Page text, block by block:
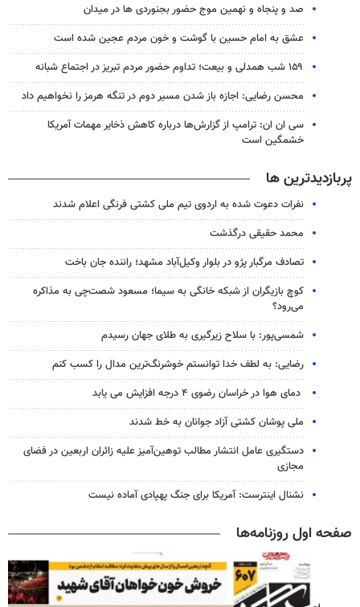
صد و پنجاه و نهمین موج حضور بجنوردی ها در میدان
عشق به امام حسین با گوشت و خون مردم عجین شده است
۱۵۹ شب همدلی و بیعت؛ تداوم حضور مردم تبریز در اجتماع شبانه
محسن رضایی: اجازه باز شدن مسیر دوم در تنگه هرمز را نخواهیم داد
سی ان ان: ترامپ از گزارش‌ها درباره کاهش ذخایر مهمات آمریکا
خشمگین است
پربازدیدترین ها
نفرات دعوت شده به اردوی تیم ملی کشتی فرنگی اعلام شدند
محمد حقیقی درگذشت
تصادف مرگبار پژو در بلوار وکیل‌آباد مشهد؛ راننده جان باخت
کوچ بازیگران از شبکه خانگی به سیما؛ مسعود شصت‌چی به مذاکره
می‌رود؟
شمسی‌پور: با سلاح زیرگیری به طلای جهان رسیدم
رضایی: به لطف خدا توانستم خوشرنگ‌ترین مدال را کسب کنم
دمای هوا در خراسان رضوی ۴ درجه افزایش می یابد
ملی پوشان کشتی آزاد جوانان به خط شدند
دستگیری عامل انتشار مطالب توهین‌آمیز علیه زائران اربعین در فضای
مجازی
نشنال اینترست: آمریکا برای جنگ پهپادی آماده نیست
صفحه اول روزنامه‌ها